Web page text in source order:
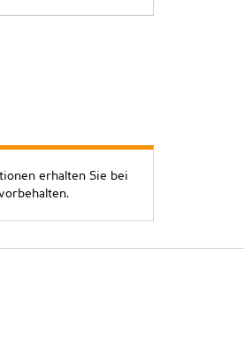
erhalten Sie bei